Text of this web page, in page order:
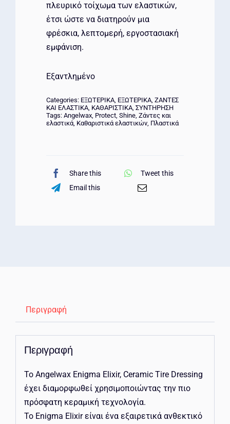
πλευρικό τοίχωμα των ελαστικών,
έτσι ώστε να διατηρούν μια
φρέσκια, λεπτομερή, εργοστασιακή
εμφάνιση.
Εξαντλημένο
Categories: ΕΞΩΤΕΡΙΚΑ, ΕΞΩΤΕΡΙΚΑ, ΖΑΝΤΕΣ
ΚΑΙ ΕΛΑΣΤΙΚΑ, ΚΑΘΑΡΙΣΤΙΚΑ, ΣΥΝΤΗΡΗΣΗ
Tags: Angelwax, Protect, Shine, Ζάντες και
ελαστικά, Καθαριστικά ελαστικών, Πλαστικά
Share this
Tweet this
Email this
Περιγραφή
Περιγραφή
Το Angelwax Enigma Elixir, Ceramic Tire Dressing
έχει διαμορφωθεί χρησιμοποιώντας την πιο
πρόσφατη κεραμική τεχνολογία.
Το Enigma Elixir είναι ένα εξαιρετικά ανθεκτικό